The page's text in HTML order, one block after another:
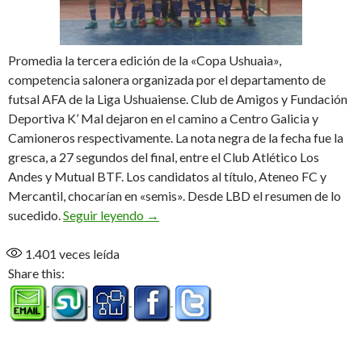
Promedia la tercera edición de la «Copa Ushuaia»,
competencia salonera organizada por el departamento de
futsal AFA de la Liga Ushuaiense. Club de Amigos y Fundación
Deportiva K’ Mal dejaron en el camino a Centro Galicia y
Camioneros respectivamente. La nota negra de la fecha fue la
gresca, a 27 segundos del final, entre el Club Atlético Los
Andes y Mutual BTF. Los candidatos al título, Ateneo FC y
Mercantil, chocarían en «semis». Desde LBD el resumen de lo
sucedido.Seguir leyendo Octavos con sorpresas
→
1.401 veces leída
Share this: